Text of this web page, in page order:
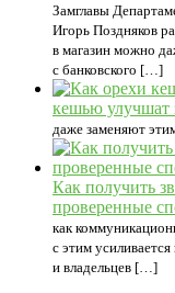
Замглавы
Игорь Поздняков
в магазин можно
с банковского […]
кешью улучшат
даже заменяют
Как получить
проверенные
как
с этим
и владельцев […]